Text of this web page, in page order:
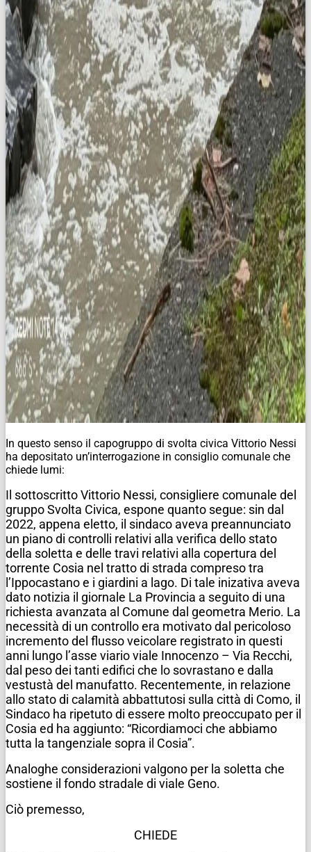
In questo senso il capogruppo di svolta civica Vittorio Nessi
ha depositato un’interrogazione in consiglio comunale che
chiede lumi:
Il sottoscritto Vittorio Nessi, consigliere comunale del
gruppo Svolta Civica, espone quanto segue: sin dal
2022, appena eletto, il sindaco aveva preannunciato
un piano di controlli relativi alla verifica dello stato
della soletta e delle travi relativi alla copertura del
torrente Cosia nel tratto di strada compreso tra
l’Ippocastano e i giardini a lago. Di tale inizativa aveva
dato notizia il giornale La Provincia a seguito di una
richiesta avanzata al Comune dal geometra Merio. La
necessità di un controllo era motivato dal pericoloso
incremento del flusso veicolare registrato in questi
anni lungo l’asse viario viale Innocenzo – Via Recchi,
dal peso dei tanti edifici che lo sovrastano e dalla
vestustà del manufatto. Recentemente, in relazione
allo stato di calamità abbattutosi sulla città di Como, il
Sindaco ha ripetuto di essere molto preoccupato per il
Cosia ed ha aggiunto: “Ricordiamoci che abbiamo
tutta la tangenziale sopra il Cosia”.
Analoghe considerazioni valgono per la soletta che
sostiene il fondo stradale di viale Geno.
Ciò premesso,
CHIEDE